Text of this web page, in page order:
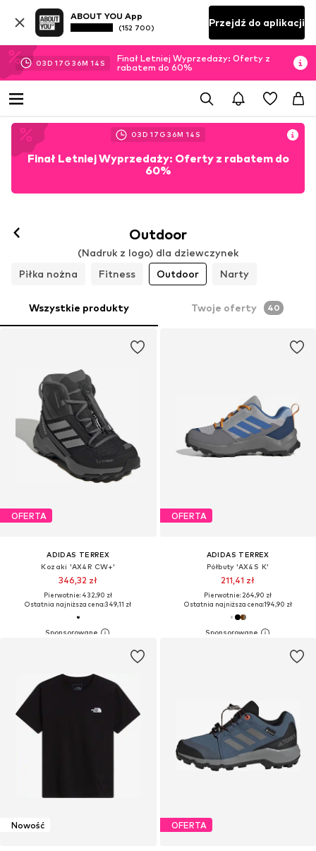
ABOUT YOU App
(152 700) Przejdź do aplikacji
03D 17 G 36M 13 S
Finał Letniej Wyprzedaży: Oferty z
rabatem do 60%
03D 17 G 36M 13 S
Finał Letniej Wyprzedaży: Oferty z rabatem do
60%
Outdoor
(Nadruk z logo) dla dziewczynek
Piłka nożna
Fitness Outdoor Narty
Wszystkie produkty Twoje oferty 40
OFERTA
ADIDAS TERREX
Kozaki 'AX4R CW+'
346,32 zł
Pierwotnie: 432,90 zł
Ostatnia najniższa cena:349,11 zł
OFERTA
ADIDAS TERREX
Półbuty 'AX4S K'
211,41 zł
Pierwotnie: 264,90 zł
Ostatnia najniższa cena:194,90 zł
Nowość OFERTA